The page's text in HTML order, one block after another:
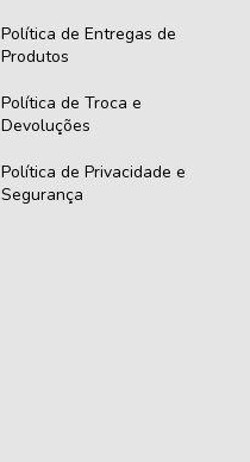
Política de Entregas de
Produtos
Política de Troca e
Devoluções
Política de Privacidade e
Segurança